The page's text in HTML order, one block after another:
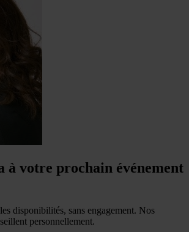
à votre prochain événement
disponibilités, sans engagement. Nos
personnellement.